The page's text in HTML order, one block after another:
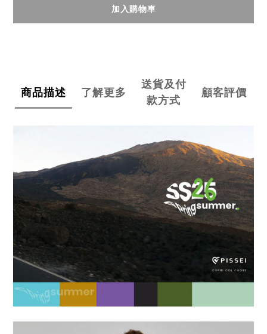
加入購物車
商品描述 了解更多
送貨及付
款方式
顧客評價